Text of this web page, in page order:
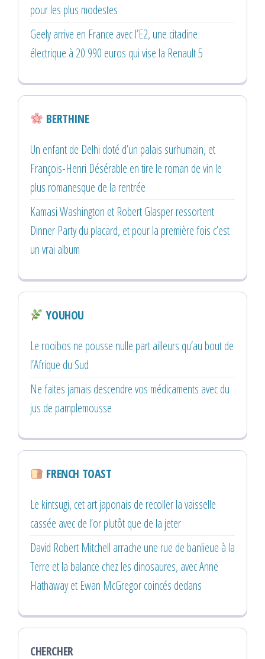
pour les plus modestes
Geely arrive en France avec l’E2, une citadine
électrique à 20 990 euros qui vise la Renault 5
BERTHINE
Un enfant de Delhi doté d’un palais surhumain, et
François-Henri Désérable en tire le roman de vin le
plus romanesque de la rentrée
Kamasi Washington et Robert Glasper ressortent
Dinner Party du placard, et pour la première fois c’est
un vrai album
YOUHOU
Le rooibos ne pousse nulle part ailleurs qu’au bout de
l’Afrique du Sud
Ne faites jamais descendre vos médicaments avec du
jus de pamplemousse
FRENCH TOAST
Le kintsugi, cet art japonais de recoller la vaisselle
cassée avec de l’or plutôt que de la jeter
David Robert Mitchell arrache une rue de banlieue à la
Terre et la balance chez les dinosaures, avec Anne
Hathaway et Ewan McGregor coincés dedans
CHERCHER